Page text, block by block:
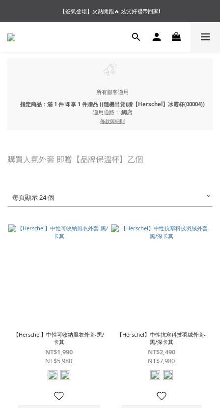
【夏末OUTLET】專區全面5折起❗超值入手就趁現在🔥
【爸氣登場】火熱開跑🔥 炫父好禮帶回家❗
【會員好禮】加入會員送$200購物金❗多重好禮等你加入領取 ❗
所有顧客適用
指定商品：滿 1 件 即享 1 件贈品 ((隨機出貨)贈【Herschel】冰霸杯(00004))
適用通路： 網店
條款與細則
購買人氣外套 即贈【品牌保溫杯】乙個
每頁顯示 24 個
【Herschel】中性可收納風衣外套-黑/
卡其
NT$1,990
NT$5,980
【Herschel】中性抗寒科技羽絨外套-
黑/深卡其
NT$2,490
NT$7,980